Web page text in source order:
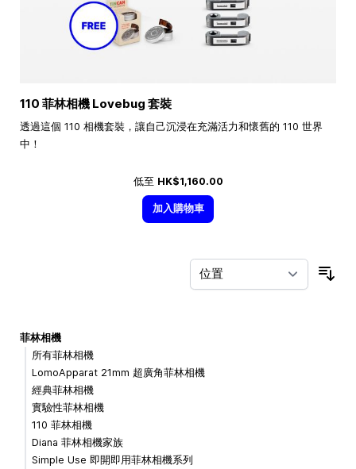
110 菲林相機 Lovebug 套裝
透過這個 110 相機套裝，讓自己沉浸在充滿活力和懷舊的 110 世界
中！
低至 HK$1,160.00
加入購物車
菲林相機
所有菲林相機
LomoApparat 21mm 超廣角菲林相機
經典菲林相機
實驗性菲林相機
110 菲林相機
Diana 菲林相機家族
Simple Use 即開即用菲林相機系列